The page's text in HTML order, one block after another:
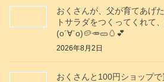
おくさんが、父が育てあげ
トサラダをつくってくれて
(о´∀`о)🥔🥕🥒🥚💕
2026年8月2日
おくさんと100円ショップ